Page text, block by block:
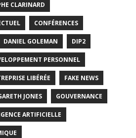
CLARINARD
CONFÉRENCES
DANIEL GOLEMAN DIP2
PERSONNEL
LIBÉRÉE FAKE NEWS
JONES GOUVERNANCE
ARTIFICIELLE